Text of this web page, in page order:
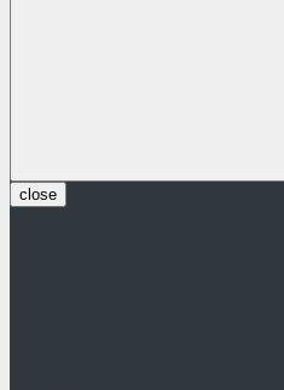
close